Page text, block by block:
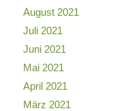
August 2021
Juli 2021
Juni 2021
Mai 2021
April 2021
März 2021